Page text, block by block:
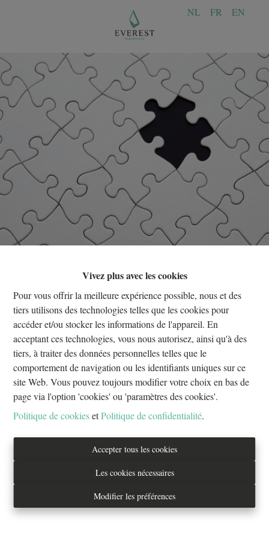
Vivez plus avec les cookies
Pour vous offrir la meilleure expérience possible, nous et des
tiers utilisons des technologies telles que les cookies pour
accéder et/ou stocker les informations de l'appareil. En
acceptant ces technologies, vous nous autorisez, ainsi qu'à des
tiers, à traiter des données personnelles telles que le
comportement de navigation ou les identifiants uniques sur ce
site Web. Vous pouvez toujours modifier votre choix en bas de
page via l'option 'cookies' ou 'paramètres des cookies'.
Politique de cookiesetPolitique de confidentialité.
Accepter tous les cookies
Les cookies nécessaires
Modifier les préférences
NL FR EN
Oups, cette page n'existe plus
À Vendre À Louer
Tél. : 02/733.70.70
Real estate